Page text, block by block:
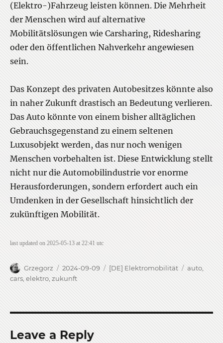
(Elektro-)Fahrzeug leisten können. Die Mehrheit
der Menschen wird auf alternative
Mobilitätslösungen wie Carsharing, Ridesharing
oder den öffentlichen Nahverkehr angewiesen
sein.
Das Konzept des privaten Autobesitzes könnte also
in naher Zukunft drastisch an Bedeutung verlieren.
Das Auto könnte von einem bisher alltäglichen
Gebrauchsgegenstand zu einem seltenen
Luxusobjekt werden, das nur noch wenigen
Menschen vorbehalten ist. Diese Entwicklung stellt
nicht nur die Automobilindustrie vor enorme
Herausforderungen, sondern erfordert auch ein
Umdenken in der Gesellschaft hinsichtlich der
zukünftigen Mobilität.
last updated on 2025-05-13 at 22:41 utc
Author
Grzegorz
Posted
on
2024-09-09 Categories
[DE] Elektromobilität Tags
auto,
cars, elektro, zukunft
Leave a Reply